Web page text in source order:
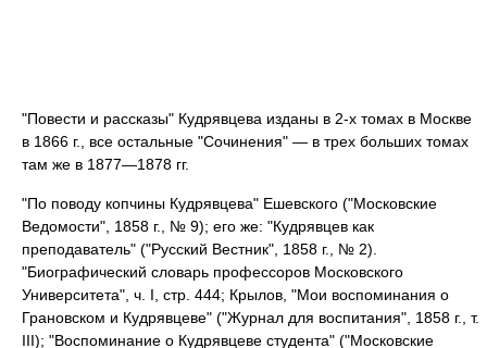
"Повести и рассказы" Кудрявцева изданы в 2-х томах в Москве
в 1866 г., все остальные "Сочинения" — в трех больших томах
там же в 1877—1878 гг.
"По поводу копчины Кудрявцева" Ешевского ("Московские
Ведомости", 1858 г., № 9); его же: "Кудрявцев как
преподаватель" ("Русский Вестник", 1858 г., № 2).
"Биографический словарь профессоров Московского
Университета", ч. I, стр. 444; Крылов, "Мои воспоминания о
Грановском и Кудрявцеве" ("Журнал для воспитания", 1858 г., т.
III); "Воспоминание о Кудрявцеве студента" ("Московские